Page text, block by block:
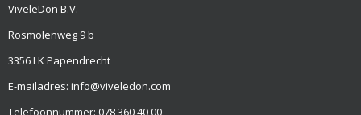
ViveleDon B.V.
Rosmolenweg 9 b
3356 LK Papendrecht
E-mailadres: info@viveledon.com
Telefoonnummer: 078 360 40 00